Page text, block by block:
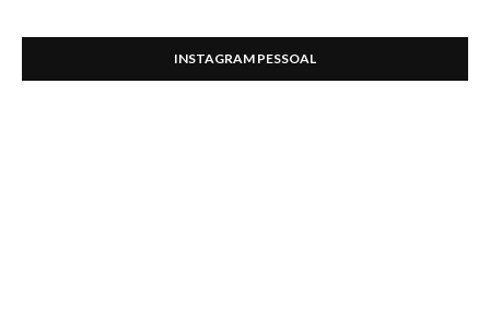
INSTAGRAM PESSOAL